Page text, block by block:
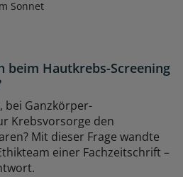
Sonnet
beim Hautkrebs-Screening
bei Ganzkörper-
Krebsvorsorge den
Mit dieser Frage wandte
einer Fachzeitschrift –